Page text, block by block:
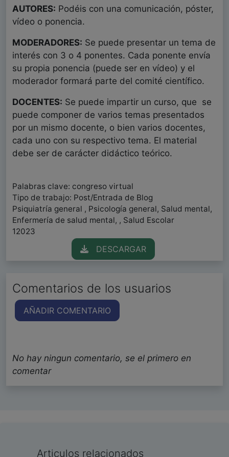
AUTORES: Podéis con una comunicación, póster,
vídeo o ponencia.
MODERADORES: Se puede presentar un tema de
interés con 3 o 4 ponentes. Cada ponente envía
su propia ponencia (puede ser en vídeo) y el
moderador formará parte del comité científico.
DOCENTES: Se puede impartir un curso, que se
puede componer de varios temas presentados
por un mismo docente, o bien varios docentes,
cada uno con su respectivo tema. El material
debe ser de carácter didáctico teórico.
Palabras clave: congreso virtual
Tipo de trabajo: Post/Entrada de Blog
Psiquiatría general , Psicología general, Salud mental,
Enfermería de salud mental, , Salud Escolar
12023
DESCARGAR
Comentarios de los usuarios
AÑADIR COMENTARIO
No hay ningun comentario, se el primero en
comentar
Articulos relacionados